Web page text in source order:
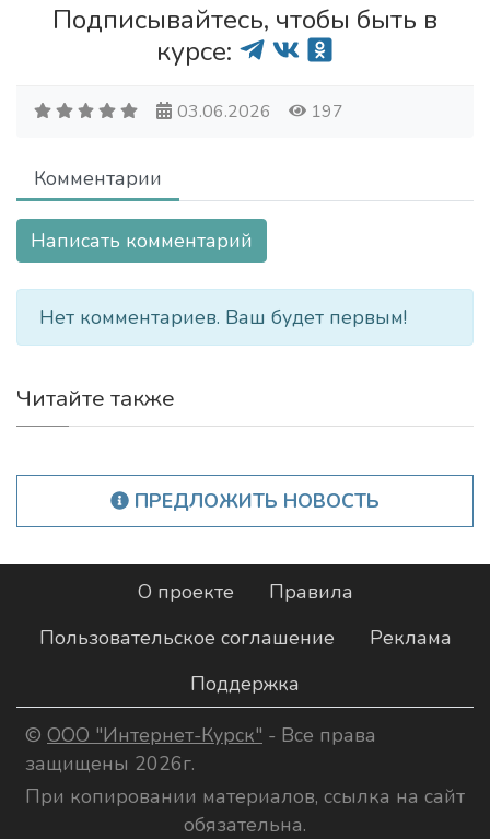
Подписывайтесь, чтобы быть в
курсе:
03.06.2026 197
Комментарии
Написать комментарий
Нет комментариев. Ваш будет первым!
Читайте также
ПРЕДЛОЖИТЬ НОВОСТЬ
О проекте
Правила
Пользовательское соглашение
Реклама
Поддержка
© ООО "Интернет-Курск" - Все права
защищены 2026г.
При копировании материалов, ссылка на сайт
обязательна.